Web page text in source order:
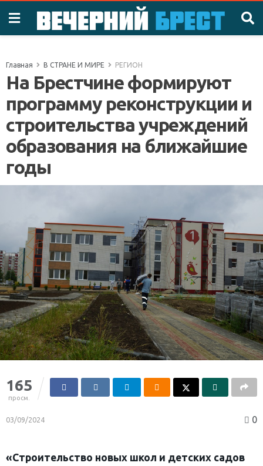
Главная В СТРАНЕ И МИРЕ РЕГИОН
На Брестчине формируют
программу реконструкции и
строительства учреждений
образования на ближайшие
годы
165
просм.
03/09/2024 0
«Строительство новых школ и детских садов